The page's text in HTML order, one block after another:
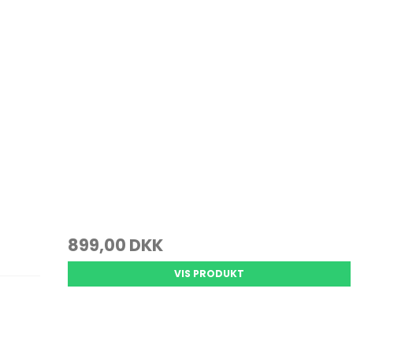
899,00 DKK
VIS PRODUKT